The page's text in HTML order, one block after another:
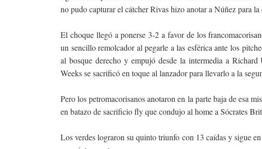
no pudo capturar el cátcher Rivas hizo anotar a Núñez para
El choque llegó a ponerse 3-2 a favor de los
un sencillo remolcador al pegarle a las esférica ante los
al bosque derecho y empujó desde la intermedia a
Weeks se sacrificó en toque al lanzador para llevarlo a la
Pero los petromacorisanos anotaron en la parte baja de esa
en batazo de sacrificio fly que condujo al home a Sócrates
Los verdes lograron su quinto triunfo con 13 caídas y sigue